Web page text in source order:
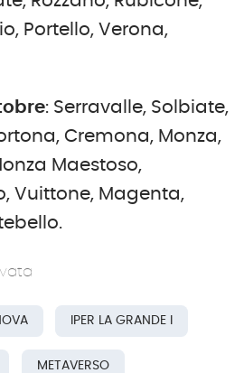
Portello, Verona,
: Serravalle, Solbiate,
Cremona, Monza,
Maestoso,
Vuittone, Magenta,
IPER LA GRANDE I
METAVERSO